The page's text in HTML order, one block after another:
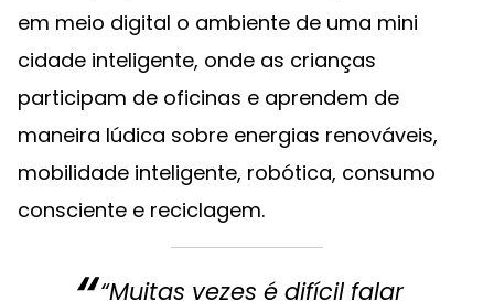
em meio digital o ambiente de uma mini
cidade inteligente, onde as crianças
participam de oficinas e aprendem de
maneira lúdica sobre energias renováveis,
mobilidade inteligente, robótica, consumo
consciente e reciclagem.
“Muitas vezes é difícil falar